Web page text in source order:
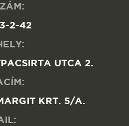
2-42
UTCA 2.
KRT. 5/A.